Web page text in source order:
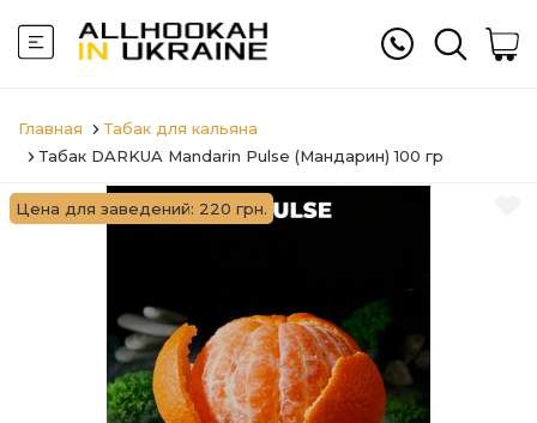
Главная
Табак для кальяна
Табак DARKUA Mandarin Pulse (Мандарин) 100 гр
Цена для заведений: 220 грн.